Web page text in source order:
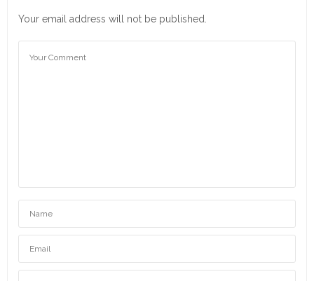
Your email address will not be published.